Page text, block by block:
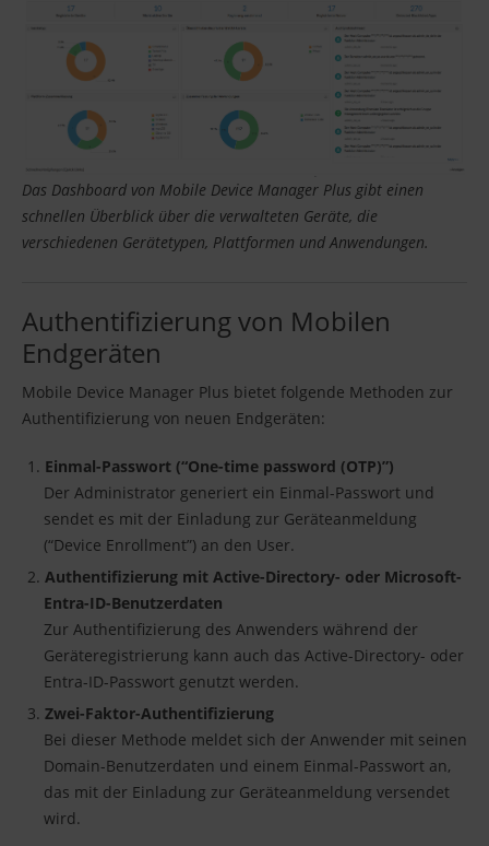
Das Dashboard von Mobile Device Manager Plus gibt einen
schnellen Überblick über die verwalteten Geräte, die
verschiedenen Gerätetypen, Plattformen und Anwendungen.
Authentifizierung von Mobilen
Endgeräten
Mobile Device Manager Plus bietet folgende Methoden zur
Authentifizierung von neuen Endgeräten:
Einmal-Passwort (“One-time password (OTP)”)
Der Administrator generiert ein Einmal-Passwort und
sendet es mit der Einladung zur Geräteanmeldung
(“Device Enrollment”) an den User.
Authentifizierung mit Active-Directory- oder Microsoft-
Entra-ID-Benutzerdaten
Zur Authentifizierung des Anwenders während der
Geräteregistrierung kann auch das Active-Directory- oder
Entra-ID-Passwort genutzt werden.
Zwei-Faktor-Authentifizierung
Bei dieser Methode meldet sich der Anwender mit seinen
Domain-Benutzerdaten und einem Einmal-Passwort an,
das mit der Einladung zur Geräteanmeldung versendet
wird.